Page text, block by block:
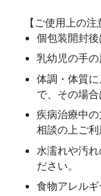
【ご使用上の注
個包装開封後
乳幼児の手の
体調・体質
で、その場合
疾病治療中
相談の上ご利
水濡れや汚
ださい。
食物アレル